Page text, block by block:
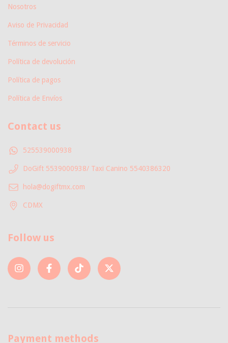
Nosotros
Aviso de Privacidad
Términos de servicio
Política de devolución
Política de pagos
Política de Envíos
Contact us
525539000938
DoGift 5539000938/ Taxi Canino 5540386320
hola@dogiftmx.com
CDMX
Follow us
Payment methods